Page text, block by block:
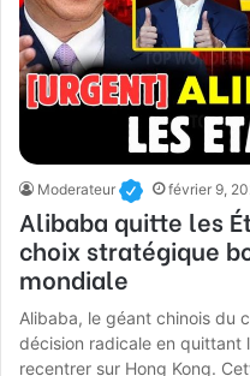
Moderateur février 9,
Alibaba quitte les
choix stratégique
mondiale
Alibaba, le géant chinois du
décision radicale en quittant
recentrer sur Hong Kong.